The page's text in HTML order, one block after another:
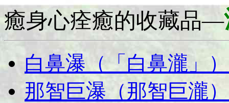
癒身心痊癒的收藏品—
白鼻瀑（「白鼻瀧」）
那智巨瀑（那智巨瀧）